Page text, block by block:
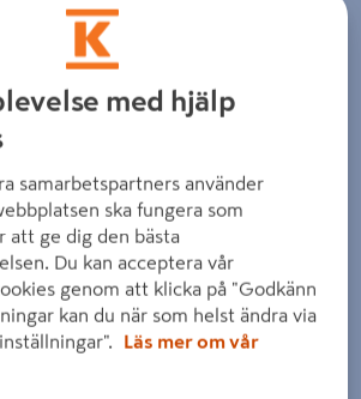
BÅREBO 13/26MM
finns i produktbeskrivningsområdet
med hjälp
samarbetspartners använder
ska fungera som
att ge dig den bästa
Du kan acceptera vår
genom att klicka på "Godkänn
kan du när som helst ändra via
Läs mer om vår